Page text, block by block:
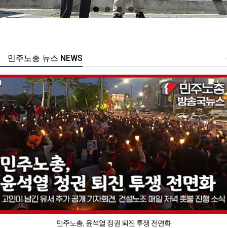
주노총 뉴스 NEWS
민주노총, 윤석열 정권 퇴진 투쟁 전면화